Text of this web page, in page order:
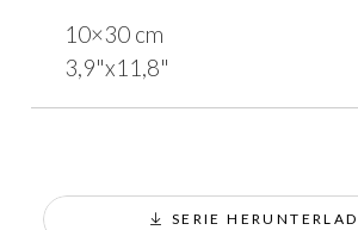
10×30 cm
3,9"x11,8"
SERIE